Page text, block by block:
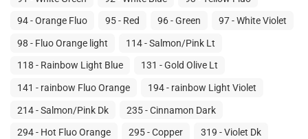
94 - Orange Fluo 95 - Red 96 - Green 97 - White Violet
98 - Fluo Orange light 114 - Salmon/Pink Lt
118 - Rainbow Light Blue 131 - Gold Olive Lt
141 - rainbow Fluo Orange 194 - rainbow Light Violet
214 - Salmon/Pink Dk 235 - Cinnamon Dark
294 - Hot Fluo Orange 295 - Copper 319 - Violet Dk